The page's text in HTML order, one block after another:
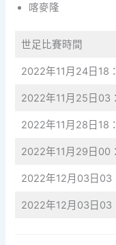
喀麥隆
世足比賽時間
2022年11月24日18
2022年11月25日03
2022年11月28日18
2022年11月29日00
2022年12月03日03
2022年12月03日03